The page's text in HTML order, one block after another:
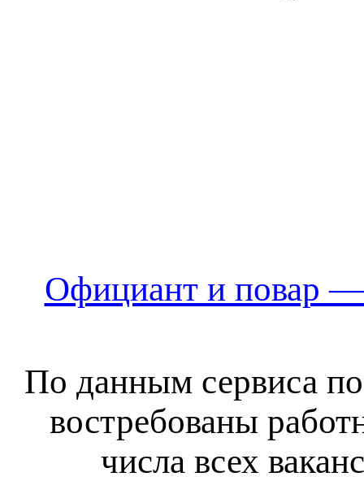
Официант и повар —
По данным сервиса
востребованы
числа всех